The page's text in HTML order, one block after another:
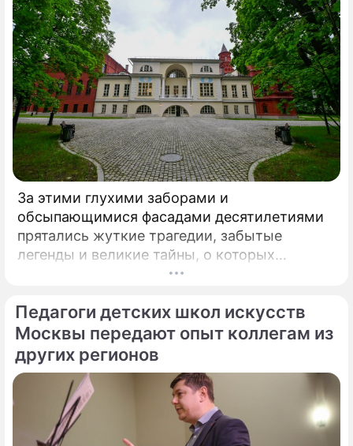
За этими глухими заборами и
обсыпающимися фасадами десятилетиями
прятались жуткие трагедии, забытые
легенды и великие тайны, о которых
миллионы прохожих даже не догадывались.
Педагоги детских школ искусств
Москвы передают опыт коллегам из
других регионов